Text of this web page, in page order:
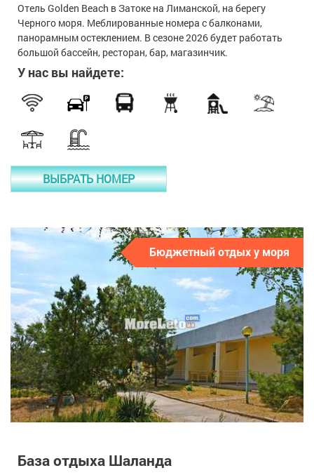
Отель Golden Beach в Затоке на Лиманской, на берегу
Черного моря. Меблированные номера с балконами,
панорамным остеклением. В сезоне 2026 будет работать
большой бассейн, ресторан, бар, магазинчик.
У нас вы найдете:
ВЫБРАТЬ НОМЕР
Бюджетный отдых у моря
База отдыха Шаланда